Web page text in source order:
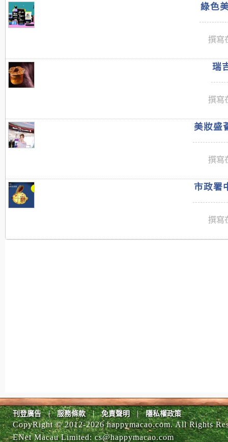
綠色
撰寫
瑞
撰寫
美妝盛
撰寫
市政署
撰寫
刊登廣告 | 服務條款 | 免責聲明 | 隱私權政策
CopyRight © 2012-2026 happymacao.com. All Rights
ENet Macau Limited:cs@happymacao.com